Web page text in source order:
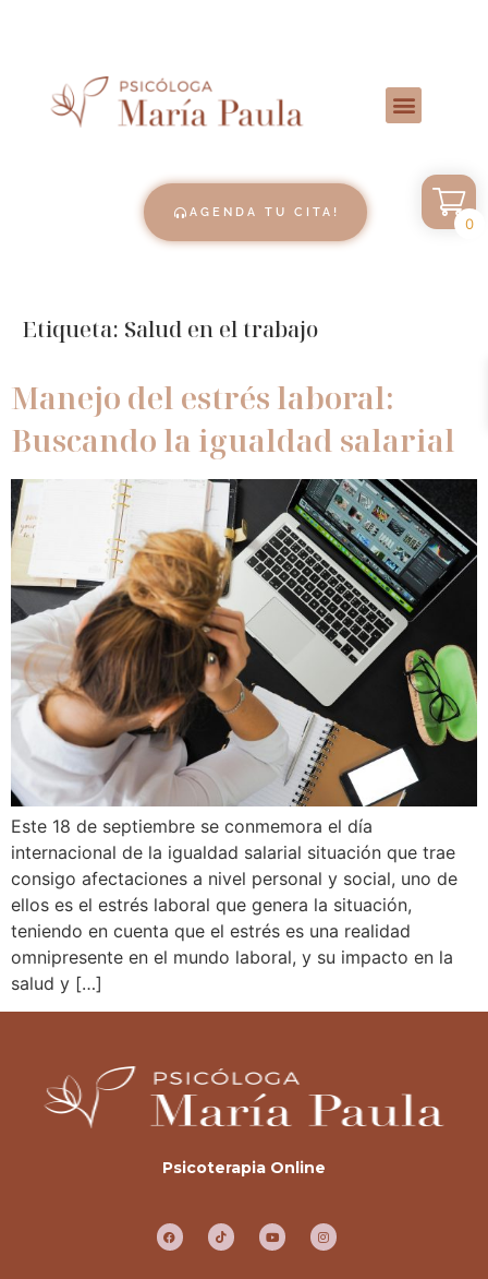
AGENDA TU CITA!
Etiqueta: Salud en el trabajo
Manejo del estrés laboral:
Buscando la igualdad salarial
Este 18 de septiembre se conmemora el día
internacional de la igualdad salarial situación que trae
consigo afectaciones a nivel personal y social, uno de
ellos es el estrés laboral que genera la situación,
teniendo en cuenta que el estrés es una realidad
omnipresente en el mundo laboral, y su impacto en la
salud y […]
Psicoterapia Online
0